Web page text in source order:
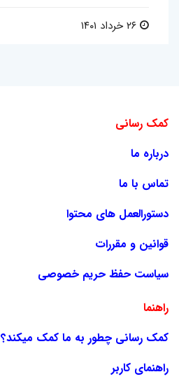
کمک رسانی
درباره ما
تماس با ما
دستورالعمل های محتوا
قوانین و مقررات
سیاست حفظ حریم خصوصی
راهنما
کمک رسانی چطور به ما کمک میکند؟
راهنمای کاربر